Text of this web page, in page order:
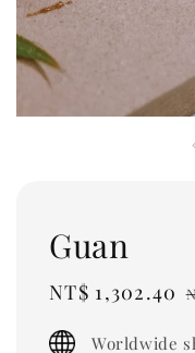
Guan
Sale
NT$ 1,302.40
Worldwide